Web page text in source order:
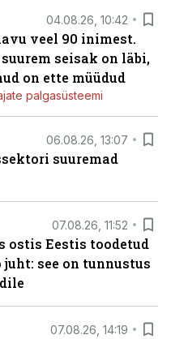
04.08.26, 10:42
veel 90 inimest.
seisak on läbi,
on ette müüdud
palgasüsteemi
06.08.26, 13:07
suuremad
07.08.26, 11:52
ostis Eestis toodetud
see on tunnustus
07.08.26, 14:19